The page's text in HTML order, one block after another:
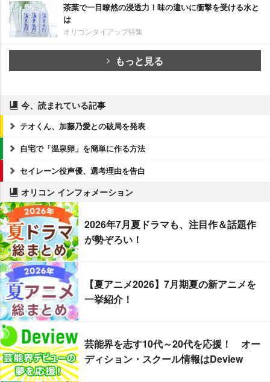
茶葉で一目瞭然の浸透力！味の違いに衝撃を受ける水と
は
オリコンタイアップ特集
もっと見る
今、読まれている記事
テオくん、加藤乃愛との破局を発表
自宅で「温泉卵」を簡単に作る方法
セイレーン役声優、選考理由を告白
オリコン インフォメーション
2026年7月夏ドラマも、注目作＆話題作
が勢ぞろい！
【夏アニメ2026】7月期夏の新アニメを
一挙紹介！
芸能界を志す10代～20代を応援！ オー
ディション・スクール情報はDeview